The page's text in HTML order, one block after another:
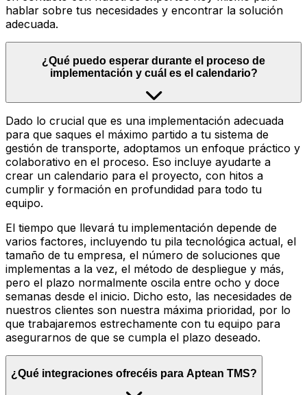
hablar sobre tus necesidades y encontrar la solución
adecuada.
¿Qué puedo esperar durante el proceso de
implementación y cuál es el calendario?
Dado lo crucial que es una implementación adecuada
para que saques el máximo partido a tu sistema de
gestión de transporte, adoptamos un enfoque práctico y
colaborativo en el proceso. Eso incluye ayudarte a
crear un calendario para el proyecto, con hitos a
cumplir y formación en profundidad para todo tu
equipo.
El tiempo que llevará tu implementación depende de
varios factores, incluyendo tu pila tecnológica actual, el
tamaño de tu empresa, el número de soluciones que
implementas a la vez, el método de despliegue y más,
pero el plazo normalmente oscila entre ocho y doce
semanas desde el inicio. Dicho esto, las necesidades de
nuestros clientes son nuestra máxima prioridad, por lo
que trabajaremos estrechamente con tu equipo para
asegurarnos de que se cumpla el plazo deseado.
¿Qué integraciones ofrecéis para Aptean TMS?